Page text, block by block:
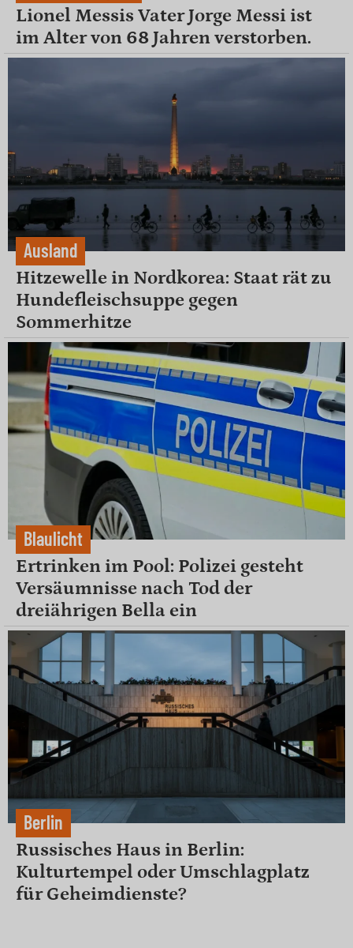
Lionel Messis Vater Jorge Messi ist
im Alter von 68 Jahren verstorben.
Ausland
Hitzewelle in Nordkorea: Staat rät zu
Hundefleischsuppe gegen
Sommerhitze
Blaulicht
Ertrinken im Pool: Polizei gesteht
Versäumnisse nach Tod der
dreiährigen Bella ein
Berlin
Russisches Haus in Berlin:
Kulturtempel oder Umschlagplatz
für Geheimdienste?